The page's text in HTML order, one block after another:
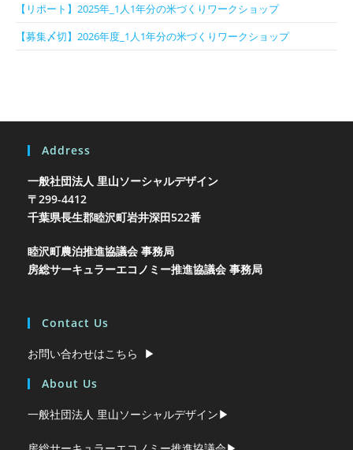
【リポート】2025年_1人1年分の米づくりワークショップ
【募集〆切】2026年度_1人1年分の米づくりワークショップ
Address
一般社団法人 里山ソーシャルデザイン
〒299-4412
千葉県長生郡睦沢町岩井深田522番
睦沢町農泊推進協議会 事務局
房総サーキュラーエコノミー推進協議会 事務局
Contact Us
お問い合わせはこちら ▶︎
About Us
一般社団法人 里山ソーシャルデザイン▶︎